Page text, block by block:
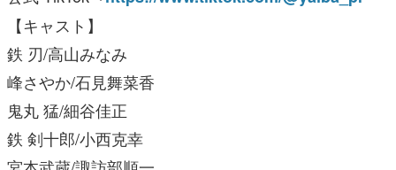
【キャスト】
鉄 刃/⾼⼭みなみ
峰さやか/⽯⾒舞菜⾹
⻤丸 猛/細⾕佳正
鉄 剣⼗郎/⼩⻄克幸